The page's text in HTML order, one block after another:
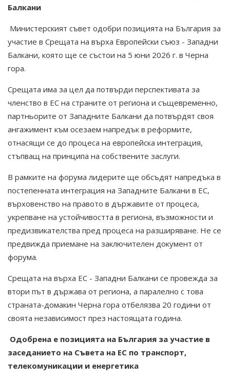
Балкани
Министерският съвет одобри позицията на България за
участие в Срещата на върха Европейски съюз - Западни
Балкани, която ще се състои на 5 юни 2026 г. в Черна
гора.
Срещата има за цел да потвърди перспективата за
членство в ЕС на страните от региона и същевременно,
партньорите от Западните Балкани да потвърдят своя
ангажимент към осезаем напредък в реформите,
отнасящи се до процеса на европейска интеграция,
стъпващ на принципа на собствените заслуги.
В рамките на форума лидерите ще обсъдят напредъка в
постепенната интеграция на Западните Балкани в ЕС,
върховенство на правото в държавите от процеса,
укрепване на устойчивостта в региона, възможности и
предизвикателства пред процеса на разширяване. Не се
предвижда приемане на заключителен документ от
форума.
Срещата на върха ЕС - Западни Балкани се провежда за
втори път в държава от региона, а паралелно с това
страната-домакин Черна гора отбелязва 20 години от
своята независимост през настоящата година.
Одобрена е позицията на България за участие в
заседанието на Съвета на ЕС по транспорт,
телекомуникации и енергетика